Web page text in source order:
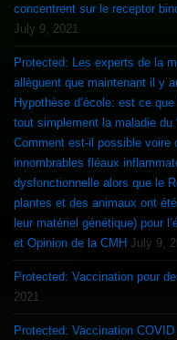
concentrent sur le receptor
July 9, 2021
Protected: Les experts de la
allèguent que maintenant il y
Hypothèse d’école: est ce
tout simplement la maladie du
Comment est-il possible voire
innombrables fléaux
dysfonctionnelle alors que le
plantes et des animaux ont
leur matériel génétique) pour
et Opinion de la CMH July 9,
Protected: Vaccination pour
2021
Protected: Vaccination